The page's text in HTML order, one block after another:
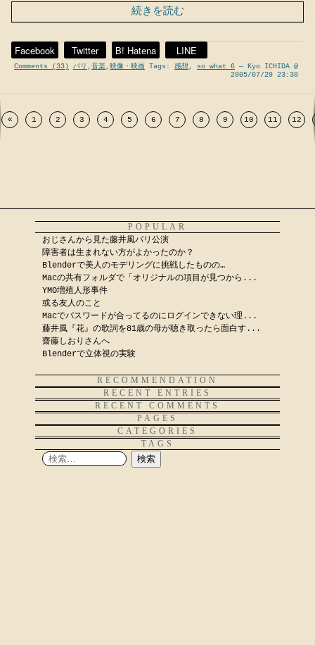
続きを読む
Facebook Twitter B! Hatena LINE
Comments (33) パリ ,音楽,映像・映画 Tags: 感想 , so what 6 — Kyo ICHIDA @
2005/07/29 23:30
« 1 2 3 4 5 6 7 8 9 10 11 12
POPULAR
おじさんから見た藤井風パリ公演
障害者は生まれない方がよかったのか？
Blenderで美人のモデリングに挑戦したものの…
Macの共有フォルダで「オリジナルの項目が見つから...
YMO増殖人形事件
或る友人のこと
Macでパスワードが合ってるのにログインできない理...
藤井風『花』の歌詞を81歳の母が聴き取ったら面白す...
齋藤しおりさんへ
Blenderで立体視の実験
RECOMMENDATION
RECENT ENTRIES
RECENT COMMENTS
PAGES
CATEGORIES
TAGS